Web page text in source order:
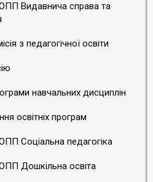
Видавнича справа та
з педагогічної освіти
навчальних дисциплін
освітніх програм
Соціальна педагогіка
Дошкільна освіта